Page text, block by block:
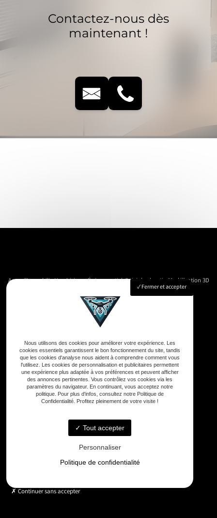
Contactez-nous dès
maintenant !
AccueilImmobilierVue AérienneÉvénementielsSuivi de chantier Modélisation 3D
Contact
Adresse
33590 Vensac
Téléphone
06 33 48 35 75
contact@gd-drones-services.fr
Horaires
Fermer et accepter
Nous utilisons des cookies pour améliorer votre expérience. Les
cookies essentiels garantissent le bon fonctionnement du site, tandis
que les cookies d'analyse nous aident à comprendre comment vous
l'utilisez. Les cookies de personnalisation et publicitaires permettent
une expérience plus adaptée à vos préférences et peuvent afficher
des annonces pertinentes. Vous contrôlez vos cookies via les
paramètres du navigateur. En continuant, vous acceptez notre
politique. Pour plus d'infos, consultez notre Politique de
Confidentialité. Profitez pleinement de votre visite !
Tout accepter
Personnaliser
Politique de confidentialité
Continuer sans accepter